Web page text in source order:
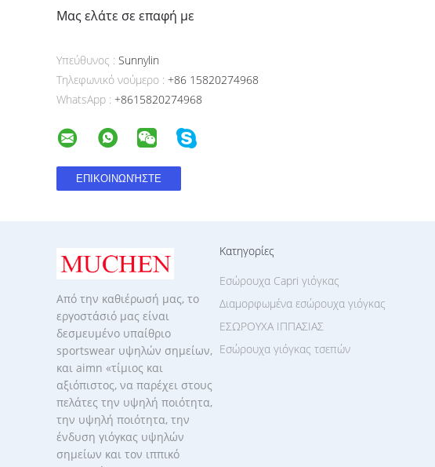
Μας ελάτε σε επαφή με
Υπεύθυνος : Sunnylin
Τηλεφωνικό νούμερο : +86 15820274968
WhatsApp : +8615820274968
Από την καθιέρωσή μας, το
εργοστάσιό μας είναι
δεσμευμένο υπαίθριο
sportswear υψηλών σημείων,
και aimn «τίμιος και
αξιόπιστος, να παρέχει στους
πελάτες την υψηλή ποιότητα,
την υψηλή ποιότητα, την
ένδυση γιόγκας υψηλών
σημείων και τον ιππικό
Κατηγορίες
Εσώρουχα γιόγκας τσεπών
Εσώρουχα Capri γιόγκας
Διαμορφωμένα εσώρουχα γιόγκας
ΕΣΩΡΟΥΧΑ ΙΠΠΑΣΙΑΣ